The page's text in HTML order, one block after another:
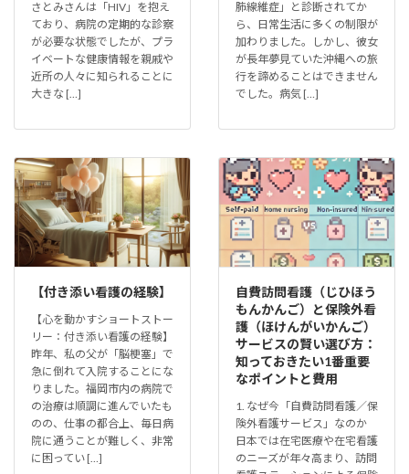
さとみさんは「HIV」を抱え
ており、病院の定期的な診察
が必要な状態でしたが、プラ
イベートな健康情報を親戚や
近所の人々に知られることに
大きな […]
肺線維症」と診断されてか
ら、日常生活に多くの制限が
加わりました。しかし、彼女
が長年夢見ていた沖縄への旅
行を諦めることはできません
でした。病気 […]
【付き添い看護の経験】
【心を動かすショートストー
リー：付き添い看護の経験】
昨年、私の父が「脳梗塞」で
急に倒れて入院することにな
りました。福岡市内の病院で
の治療は順調に進んでいたも
のの、仕事の都合上、毎日病
院に通うことが難しく、非常
に困ってい […]
自費訪問看護（じひほう
もんかんご）と保険外看
護（ほけんがいかんご）
サービスの賢い選び方：
知っておきたい1番重要
なポイントと費用
1. なぜ今「自費訪問看護／保
険外看護サービス」なのか
日本では在宅医療や在宅看護
のニーズが年々高まり、訪問